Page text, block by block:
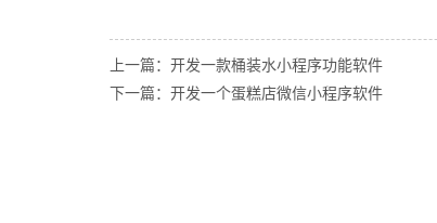
上一篇：开发一款桶装水小程序功能软件
下一篇：开发一个蛋糕店微信小程序软件